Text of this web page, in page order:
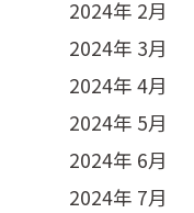
2024年 2月
2024年 3月
2024年 4月
2024年 5月
2024年 6月
2024年 7月